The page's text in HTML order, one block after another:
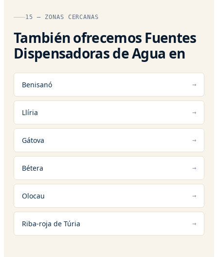
15 — ZONAS CERCANAS
También ofrecemos Fuentes
Dispensadoras de Agua en
Benisanó
Llíria
Gátova
Bétera
Olocau
Riba-roja de Túria